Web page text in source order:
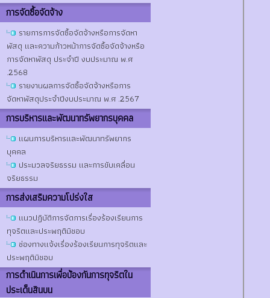
การจัดซื้อจัดจ้าง
รายการการจัดซื้อจัดจ้างหรือการจัดหา
พัสดุ และความก้าวหน้าการจัดซื้อจัดจ้างหรือ
การจัดหาพัสดุ ประจำปี งบประมาณ พ.ศ
.2568
รายงานผลการจัดซื้อจัดจ้างหรือการ
จัดหาพัสดุประจำปีงบประมาณ พ.ศ .2567
การบริหารและพัฒนาทรัพยากรบุคคล
แผนการบริหารและพัฒนาทรัพยากร
บุคคล
ประมวลจริยธรรม และการขับเคลื่อน
จริยธรรม
การส่งเสริมความโปร่งใส
แนวปฏิบัติการจัดการเรื่องร้องเรียนการ
ทุจริตและประพฤติมิชอบ
ช่องทางแจ้งเรื่องร้องเรียนการทุจริตและ
ประพฤติมิชอบ
การดําเนินการเพื่อป้องกันการทุจริตใน
ประเด็นสินบน